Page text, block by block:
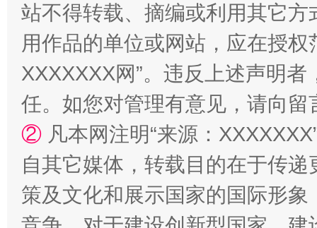
“蜀中异人”王建安的艺术幻境
站不得转载、摘编或利用其它
用作品的单位或网站，应在授
XXXXXXX网”。违反上述声明
任。如您对管理有意见，请向
② 凡本网注明“来源：
自其它媒体，转载目的在于传
策及文化和展示国家的国际形